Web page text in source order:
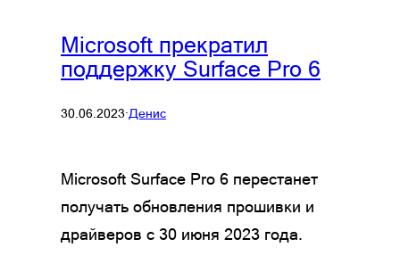
Microsoft прекратил
поддержку Surface Pro 6
30.06.2023·Денис
Microsoft Surface Pro 6 перестанет
получать обновления прошивки и
драйверов с 30 июня 2023 года.